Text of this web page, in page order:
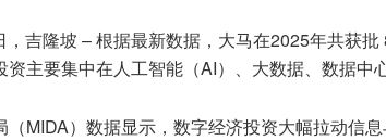
吉隆坡 – 根据最新数据，大马在2025年共获
主要集中在人工智能（AI）、大数据、数据中
（MIDA）数据显示，数字经济投资大幅拉动信